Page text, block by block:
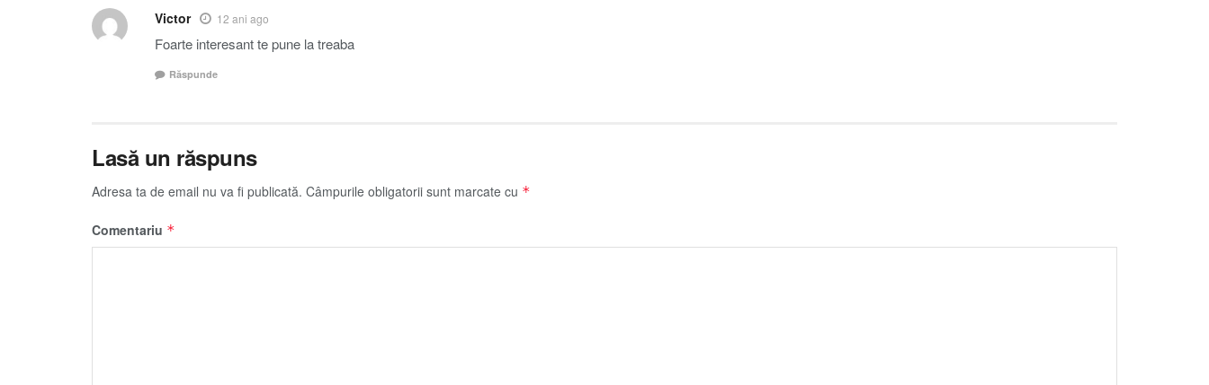
Victor 12 ani ago
Foarte interesant te pune la treaba
Răspunde
Lasă un răspuns
Adresa ta de email nu va fi publicată. Câmpurile obligatorii sunt marcate cu *
Comentariu *